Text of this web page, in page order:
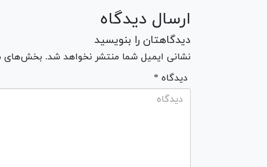
ارسال دیدگاه
دیدگاهتان را بنویسید
نشانی ایمیل شما منتشر نخواهد شد. بخش‌های
* دیدگاه